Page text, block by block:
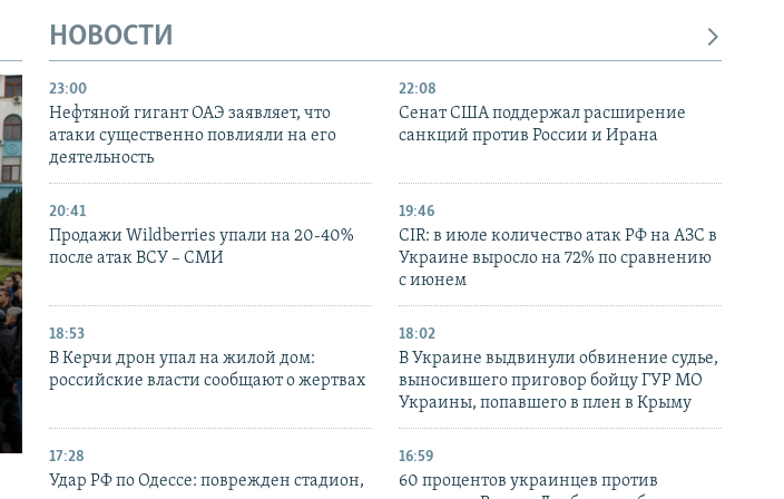
НОВОСТИ
23:00
Нефтяной гигант ОАЭ заявляет, что
атаки существенно повлияли на его
деятельность
22:08
Сенат США поддержал расширение
санкций против России и Ирана
20:41
Продажи Wildberries упали на 20-40%
после атак ВСУ – СМИ
19:46
CIR: в июле количество атак РФ на АЗС в
Украине выросло на 72% по сравнению
с июнем
18:53
В Керчи дрон упал на жилой дом:
российские власти сообщают о жертвах
18:02
В Украине выдвинули обвинение судье,
выносившего приговор бойцу ГУР МО
Украины, попавшего в плен в Крыму
17:28
Удар РФ по Одессе: поврежден стадион,
16:59
60 процентов украинцев против